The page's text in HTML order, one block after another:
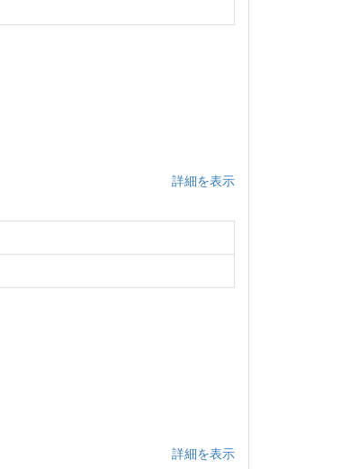
詳細を表示
詳細を表示